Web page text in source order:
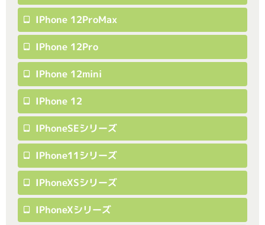
IPhone 12ProMax
IPhone 12Pro
IPhone 12mini
IPhone 12
IPhoneSEシリーズ
IPhone11シリーズ
IPhoneXSシリーズ
IPhoneXシリーズ